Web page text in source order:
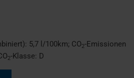
5,7 l/100km; CO2-Emissionen
2-Klasse: D